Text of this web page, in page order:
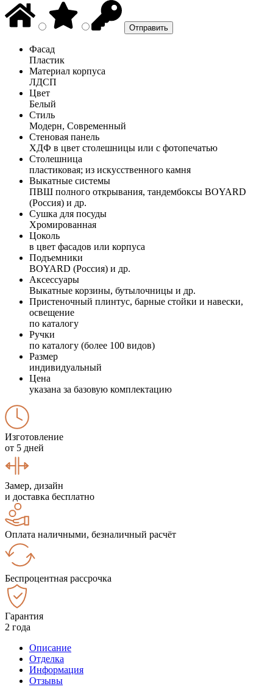
Фасад
Пластик
Материал корпуса
ЛДСП
Цвет
Белый
Стиль
Модерн, Современный
Стеновая панель
ХДФ в цвет столешницы или с фотопечатью
Столешница
пластиковая; из искусственного камня
Выкатные системы
ПВШ полного открывания, тандембоксы BOYARD
(Россия) и др.
Сушка для посуды
Хромированная
Цоколь
в цвет фасадов или корпуса
Подъемники
BOYARD (Россия) и др.
Аксессуары
Выкатные корзины, бутылочницы и др.
Пристеночный плинтус, барные стойки и навески,
освещение
по каталогу
Ручки
по каталогу (более 100 видов)
Размер
индивидуальный
Цена
указана за базовую комплектацию
Изготовление
от 5 дней
Замер, дизайн
и доставка бесплатно
Оплата наличными, безналичный расчёт
Беспроцентная рассрочка
Гарантия
2 года
Описание
Отделка
Информация
Отзывы